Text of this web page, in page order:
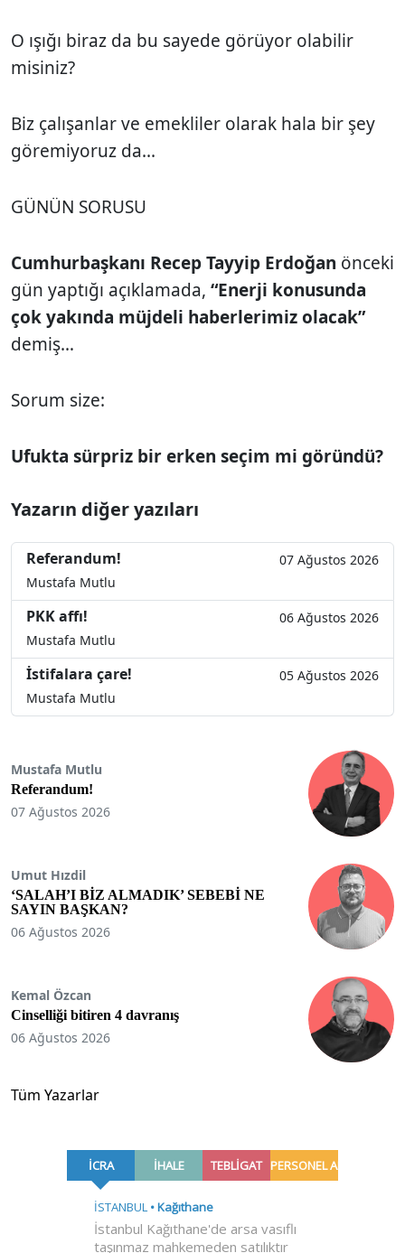
O ışığı biraz da bu sayede görüyor olabilir
misiniz?
Biz çalışanlar ve emekliler olarak hala bir şey
göremiyoruz da...
GÜNÜN SORUSU
Cumhurbaşkanı Recep Tayyip Erdoğan önceki
gün yaptığı açıklamada, “Enerji konusunda
çok yakında müjdeli haberlerimiz olacak”
demiş…
Sorum size:
Ufukta sürpriz bir erken seçim mi göründü?
Yazarın diğer yazıları
Referandum!
07 Ağustos 2026
Mustafa Mutlu
PKK affı!
06 Ağustos 2026
Mustafa Mutlu
İstifalara çare!
05 Ağustos 2026
Mustafa Mutlu
Mustafa Mutlu
Referandum!
07 Ağustos 2026
Umut Hızdil
‘SALAH’I BİZ ALMADIK’ SEBEBİ NE
SAYIN BAŞKAN?
06 Ağustos 2026
Kemal Özcan
Cinselliği bitiren 4 davranış
06 Ağustos 2026
Tüm Yazarlar